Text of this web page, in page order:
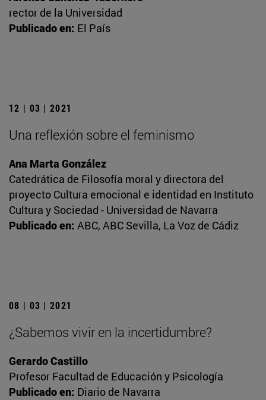
rector de la Universidad
Publicado en: El País
12 | 03 | 2021
Una reflexión sobre el feminismo
Ana Marta González
Catedrática de Filosofía moral y directora del
proyecto Cultura emocional e identidad en Instituto
Cultura y Sociedad - Universidad de Navarra
Publicado en: ABC, ABC Sevilla, La Voz de Cádiz
08 | 03 | 2021
¿Sabemos vivir en la incertidumbre?
Gerardo Castillo
Profesor Facultad de Educación y Psicología
Publicado en: Diario de Navarra